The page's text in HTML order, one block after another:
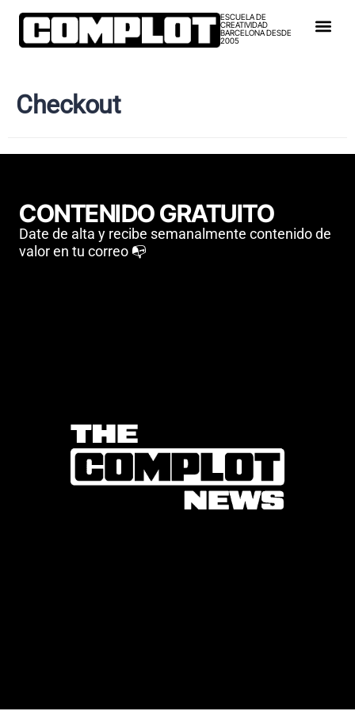
ESCUELA DE
CREATIVIDAD
BARCELONA DESDE
2005
Checkout
CONTENIDO GRATUITO
Date de alta y recibe semanalmente contenido de
valor en tu correo 📭